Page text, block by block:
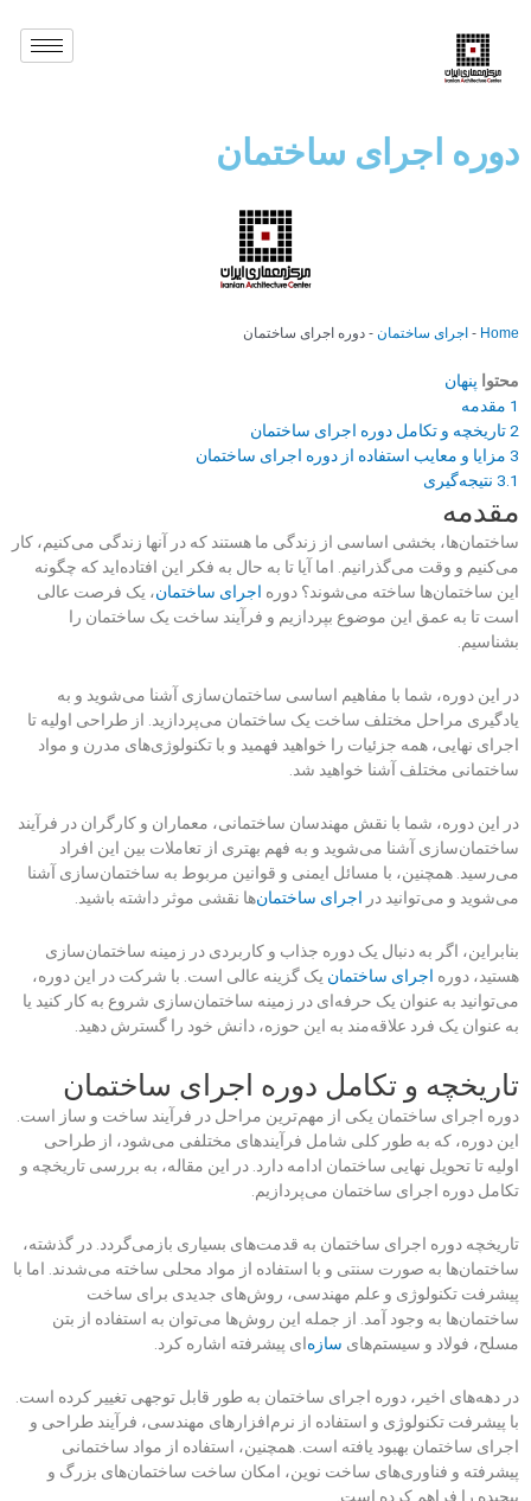
دوره اجرای ساختمان
Home
- اجرای ساختمان - دوره اجرای ساختمان
محتوا پنهان
1 مقدمه
2تاریخچه و تکامل دوره اجرای ساختمان
3 مزایا و معایب استفاده از دوره اجرای ساختمان
3.1 نتیجه‌گیری
مقدمه
ساختمان‌ها، بخشی اساسی از زندگی ما هستند که در آنها زندگی می‌کنیم، کار
می‌کنیم و وقت می‌گذرانیم. اما آیا تا به حال به فکر این افتاده‌اید که چگونه
این ساختمان‌ها ساخته می‌شوند؟ دوره اجرای ساختمان، یک فرصت عالی
است تا به عمق این موضوع بپردازیم و فرآیند ساخت یک ساختمان را
بشناسیم.
در این دوره، شما با مفاهیم اساسی ساختمان‌سازی آشنا می‌شوید و به
یادگیری مراحل مختلف ساخت یک ساختمان می‌پردازید. از طراحی اولیه تا
اجرای نهایی، همه جزئیات را خواهید فهمید و با تکنولوژی‌های مدرن و مواد
ساختمانی مختلف آشنا خواهید شد.
در این دوره، شما با نقش مهندسان ساختمانی، معماران و کارگران در فرآیند
ساختمان‌سازی آشنا می‌شوید و به فهم بهتری از تعاملات بین این افراد
می‌رسید. همچنین، با مسائل ایمنی و قوانین مربوط به ساختمان‌سازی آشنا
می‌شوید و می‌توانید در اجرای ساختمان‌ها نقشی موثر داشته باشید.
بنابراین، اگر به دنبال یک دوره جذاب و کاربردی در زمینه ساختمان‌سازی
هستید، دوره اجرای ساختمان یک گزینه عالی است. با شرکت در این دوره،
می‌توانید به عنوان یک حرفه‌ای در زمینه ساختمان‌سازی شروع به کار کنید یا
به عنوان یک فرد علاقه‌مند به این حوزه، دانش خود را گسترش دهید.
تاریخچه و تکامل دوره اجرای ساختمان
دوره اجرای ساختمان یکی از مهم‌ترین مراحل در فرآیند ساخت و ساز است.
این دوره، که به طور کلی شامل فرآیندهای مختلفی می‌شود، از طراحی
اولیه تا تحویل نهایی ساختمان ادامه دارد. در این مقاله، به بررسی تاریخچه و
تکامل دوره اجرای ساختمان می‌پردازیم.
تاریخچه دوره اجرای ساختمان به قدمت‌های بسیاری بازمی‌گردد. در گذشته،
ساختمان‌ها به صورت سنتی و با استفاده از مواد محلی ساخته می‌شدند. اما با
پیشرفت تکنولوژی و علم مهندسی، روش‌های جدیدی برای ساخت
ساختمان‌ها به وجود آمد. از جمله این روش‌ها می‌توان به استفاده از بتن
مسلح، فولاد و سیستم‌های سازه‌ای پیشرفته اشاره کرد.
در دهه‌های اخیر، دوره اجرای ساختمان به طور قابل توجهی تغییر کرده است.
با پیشرفت تکنولوژی و استفاده از نرم‌افزارهای مهندسی، فرآیند طراحی و
اجرای ساختمان بهبود یافته است. همچنین، استفاده از مواد ساختمانی
پیشرفته و فناوری‌های ساخت نوین، امکان ساخت ساختمان‌های بزرگ و
پیچیده را فراهم کرده است.